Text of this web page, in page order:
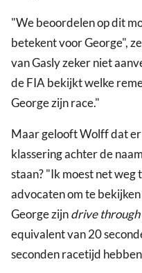
"We beoordelen op dit
betekent voor George",
van Gasly zeker niet
de FIA bekijkt welke
George zijn race."
Maar gelooft Wolff dat
klassering achter de
staan? "Ik moest net weg
advocaten om te
George zijndrive
equivalent van 20
seconden racetijd